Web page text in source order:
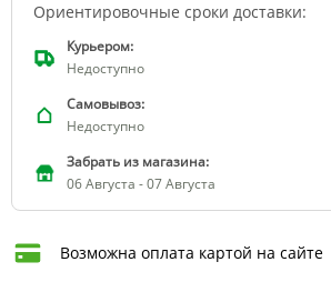
Ориентировочные сроки доставки:
Курьером:
Недоступно
Самовывоз:
Недоступно
Забрать из магазина:
06 Августа - 07 Августа
Возможна оплата картой на сайте